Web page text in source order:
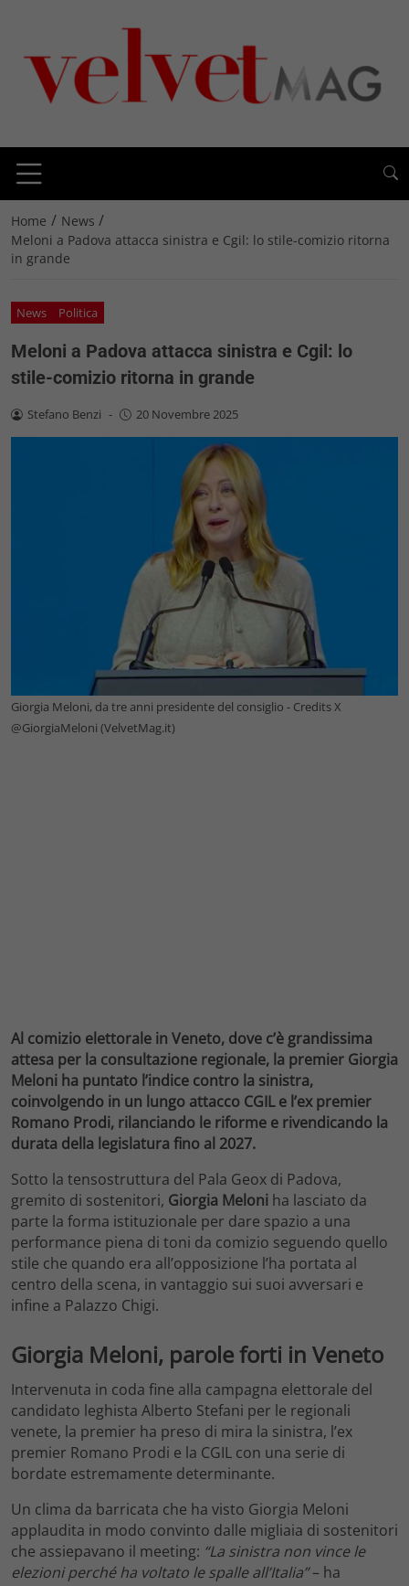
Home / News /
Meloni a Padova attacca sinistra e Cgil: lo stile-comizio ritorna
in grande
News Politica
Meloni a Padova attacca sinistra e Cgil: lo
stile-comizio ritorna in grande
Stefano Benzi - 20 Novembre 2025
Giorgia Meloni, da tre anni presidente del consiglio - Credits X
@GiorgiaMeloni (VelvetMag.it)
Al comizio elettorale in Veneto, dove c’è grandissima
attesa per la consultazione regionale, la premier Giorgia
Meloni ha puntato l’indice contro la sinistra,
coinvolgendo in un lungo attacco CGIL e l’ex premier
Romano Prodi, rilanciando le riforme e rivendicando la
durata della legislatura fino al 2027.
Sotto la tensostruttura del Pala Geox di Padova,
gremito di sostenitori, Giorgia Meloni ha lasciato da
parte la forma istituzionale per dare spazio a una
performance piena di toni da comizio seguendo quello
stile che quando era all’opposizione l’ha portata al
centro della scena, in vantaggio sui suoi avversari e
infine a Palazzo Chigi.
Giorgia Meloni, parole forti in Veneto
Intervenuta in coda fine alla campagna elettorale del
candidato leghista Alberto Stefani per le regionali
venete, la premier ha preso di mira la sinistra, l’ex
premier Romano Prodi e la CGIL con una serie di
bordate estremamente determinante.
Un clima da barricata che ha visto Giorgia Meloni
applaudita in modo convinto dalle migliaia di sostenitori
che assiepavano il meeting: “La sinistra non vince le
elezioni perché ha voltato le spalle all’Italia”– ha